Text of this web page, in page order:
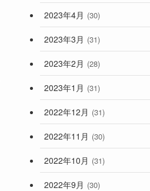
2023年4月 (30)
2023年3月 (31)
2023年2月 (28)
2023年1月 (31)
2022年12月 (31)
2022年11月 (30)
2022年10月 (31)
2022年9月 (30)